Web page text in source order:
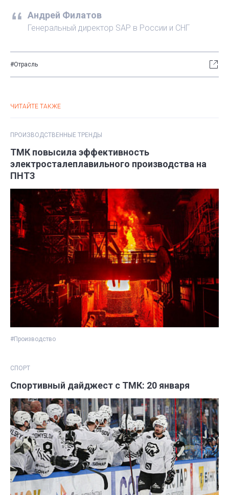
Андрей Филатов
Генеральный директор SAP в России и СНГ
#Отрасль
ЧИТАЙТЕ ТАКЖЕ
ПРОИЗВОДСТВЕННЫЕ ТРЕНДЫ
ТМК повысила эффективность
электросталеплавильного производства на
ПНТЗ
#Производство
СПОРТ
Спортивный дайджест с ТМК: 20 января